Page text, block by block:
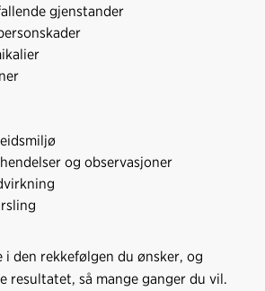
gjenstander
og observasjoner
i den rekkefølgen du ønsker, og
resultatet, så mange ganger du vil.